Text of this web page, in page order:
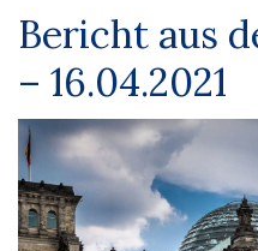
Bericht aus
– 16.04.2021